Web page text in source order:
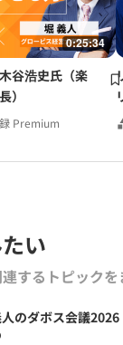
0:25:34
谷浩史氏（楽
）
Premium
い
するトピックを
のダボス会議